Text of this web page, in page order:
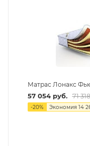
Матрас Лонакс
57 054руб. 71 318
-20% Экономия 14